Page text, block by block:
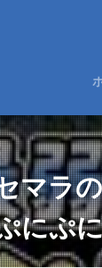
マラ
にぷ